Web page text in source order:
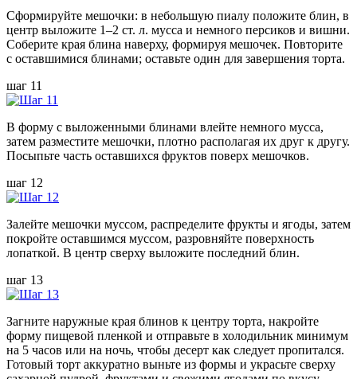
Сформируйте мешочки: в небольшую пиалу положите блин, в
центр выложите 1–2 ст. л. мусса и немного персиков и вишни.
Соберите края блина наверху, формируя мешочек. Повторите
с оставшимися блинами; оставьте один для завершения торта.
шаг 11
В форму с выложенными блинами влейте немного мусса,
затем разместите мешочки, плотно располагая их друг к другу.
Посыпьте часть оставшихся фруктов поверх мешочков.
шаг 12
Залейте мешочки муссом, распределите фрукты и ягоды, затем
покройте оставшимся муссом, разровняйте поверхность
лопаткой. В центр сверху выложите последний блин.
шаг 13
Загните наружные края блинов к центру торта, накройте
форму пищевой пленкой и отправьте в холодильник минимум
на 5 часов или на ночь, чтобы десерт как следует пропитался.
Готовый торт аккуратно выньте из формы и украсьте сверху